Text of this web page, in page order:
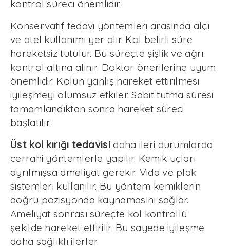
kontrol süreci önemlidir.
Konservatif tedavi yöntemleri arasında alçı
ve atel kullanımı yer alır. Kol belirli süre
hareketsiz tutulur. Bu süreçte şişlik ve ağrı
kontrol altına alınır. Doktor önerilerine uyum
önemlidir. Kolun yanlış hareket ettirilmesi
iyileşmeyi olumsuz etkiler. Sabit tutma süresi
tamamlandıktan sonra hareket süreci
başlatılır.
Üst kol kırığı tedavisidaha ileri durumlarda
cerrahi yöntemlerle yapılır. Kemik uçları
ayrılmışsa ameliyat gerekir. Vida ve plak
sistemleri kullanılır. Bu yöntem kemiklerin
doğru pozisyonda kaynamasını sağlar.
Ameliyat sonrası süreçte kol kontrollü
şekilde hareket ettirilir. Bu sayede iyileşme
daha sağlıklı ilerler.